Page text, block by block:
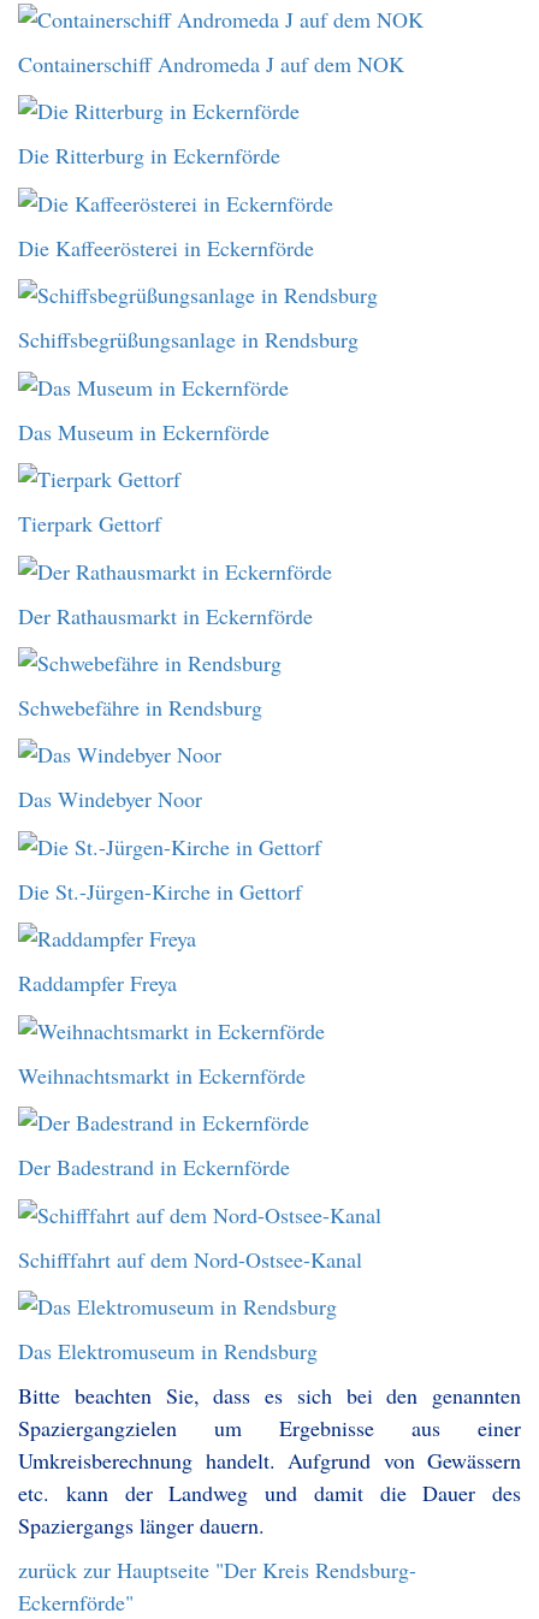
Containerschiff Andromeda J auf dem NOK
Die Ritterburg in Eckernförde
Die Kaffeerösterei in Eckernförde
Schiffsbegrüßungsanlage in Rendsburg
Das Museum in Eckernförde
Tierpark Gettorf
Der Rathausmarkt in Eckernförde
Schwebefähre in Rendsburg
Das Windebyer Noor
Die St.-Jürgen-Kirche in Gettorf
Raddampfer Freya
Weihnachtsmarkt in Eckernförde
Der Badestrand in Eckernförde
Schifffahrt auf dem Nord-Ostsee-Kanal
Das Elektromuseum in Rendsburg
Bitte beachten Sie, dass es sich bei den genannten
Spaziergangzielen um Ergebnisse aus einer
Umkreisberechnung handelt. Aufgrund von Gewässern
etc. kann der Landweg und damit die Dauer des
Spaziergangs länger dauern.
zurück zur Hauptseite "Der Kreis Rendsburg-
Eckernförde"